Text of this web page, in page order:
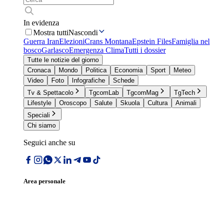
In evidenza
Mostra tuttiNascondi
Guerra IranElezioniCrans MontanaEpstein FilesFamiglia nel
boscoGarlascoEmergenza ClimaTutti i dossier
Tutte le notizie del giorno
Cronaca
Mondo Politica Economia Sport
Meteo
Video
Foto Infografiche
Schede
Tv & Spettacolo
TgcomLab TgcomMag
TgTech
Lifestyle
Oroscopo Salute Skuola Cultura
Animali
Speciali
Chi siamo
Seguici anche su
Area personale